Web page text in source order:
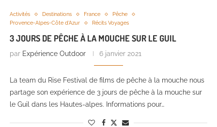
Activités Destinations France
Pêche
Provence-Alpes-Côte d'Azur
Récits Voyages
3 JOURS DE PÊCHE À LA MOUCHE SUR LE GUIL
par Expérience Outdoor 6 janvier 2021
La team du Rise Festival de films de pêche à la mouche nous
partage son expérience de 3 jours de pêche à la mouche sur
le Guil dans les Hautes-alpes. Informations pour…